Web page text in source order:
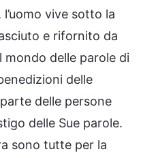
vive sotto la
e rifornito da
mondo delle parole di
delle
delle persone
delle Sue parole.
sono tutte per la